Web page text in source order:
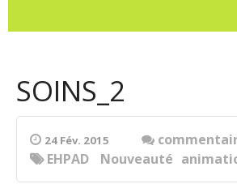
SOINS_2
24 Fév. 2015
EHPAD Nouveauté